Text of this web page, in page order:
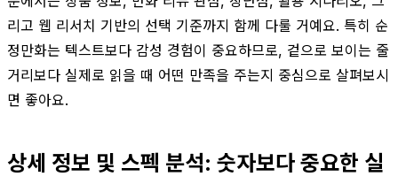
리고 웹 리서치 기반의 선택 기준까지 함께 다룰 거예요. 특히 순
정만화는 텍스트보다 감성 경험이 중요하므로, 겉으로 보이는 줄
거리보다 실제로 읽을 때 어떤 만족을 주는지 중심으로 살펴보시
면 좋아요.
상세 정보 및 스펙 분석: 숫자보다 중요한 실